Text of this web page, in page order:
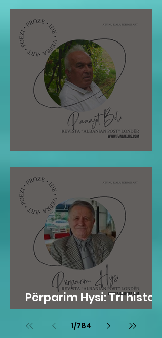
Pano Boli: STOLI I POETIT
Përparim Hysi: Tri histori
me lopë
1/784